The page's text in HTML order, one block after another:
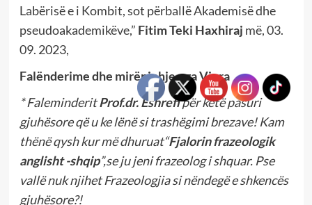
Labërisë e i Kombit, sot përballë Akademisë dhe
pseudoakademikëve,” Fitim Teki Haxhiraj më, 03.
09. 2023,
Falënderime dhe mirënjohje nga Vivra
* FaleminderitProf.dr. Eshrefipër këtë pasuri
gjuhësore që u ke lënë si trashëgimi brezave! Kam
thënë qysh kur më dhuruat“Fjalorin frazeologik
anglisht -shqip”,se ju jeni frazeolog i shquar. Pse
vallë nuk njihet Frazeologjia si nëndegë e shkencës
gjuhësore?!